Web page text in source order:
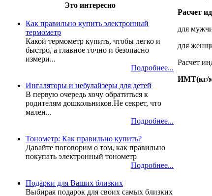
Это интересно
Как правильно купить электронный
термометр
Какой термометр купить, чтобы легко и
быстро, а главное точно и безопасно
измери...
Подробнее...
Ингаляторы и небулайзеры для детей
В первую очередь хочу обратиться к
родителям дошкольников.Не секрет, что
мален...
Подробнее...
Тонометр: Как правильно купить?
Давайте поговорим о том, как правильно
покупать электронный тонометр
Подробнее...
Подарки для Ваших близких
Выбирая подарок для своих самых близких
Расчет
для
для
Расчет
ИМТ(кг/